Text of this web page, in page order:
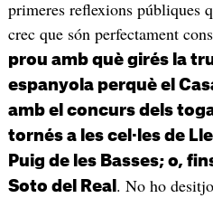
primeres reflexions públiques
crec que són perfectament
prou amb què girés la
espanyola perquè el
amb el concurs dels
tornés a les cel·les de
Puig de les Basses; o,
Soto del Real . No ho